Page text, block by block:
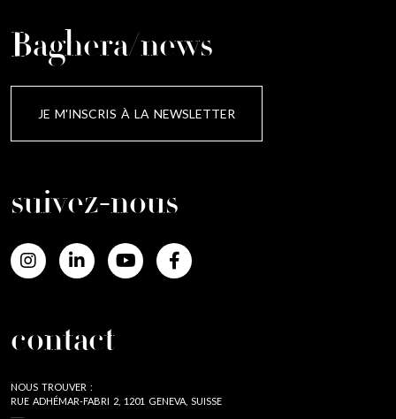
Baghera/news
JE M'INSCRIS À LA NEWSLETTER
suivez-nous
contact
NOUS TROUVER :
RUE ADHÉMAR-FABRI 2, 1201 GENEVA, SUISSE